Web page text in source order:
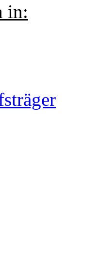
in: